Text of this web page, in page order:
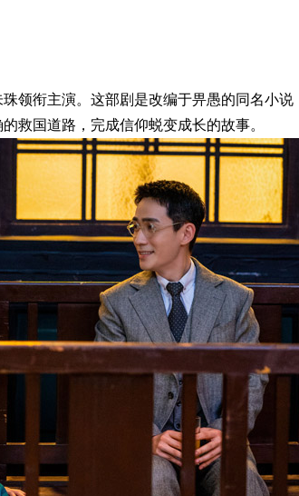
领衔主演。这部剧是改编于畀愚的同名小说
救国道路，完成信仰蜕变成长的故事。